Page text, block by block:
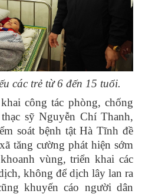
các trẻ từ 6 đến 15 tuổi.
công tác phòng, chống
sỹ Nguyễn Chí Thanh,
soát bệnh tật Hà Tĩnh đề
tăng cường phát hiện sớm
vùng, triển khai các
không để dịch lây lan ra
khuyến cáo người dân